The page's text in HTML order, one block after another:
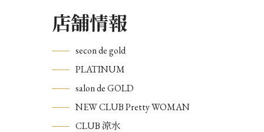
店舗情報
secon de gold
PLATINUM
salon de GOLD
NEW CLUB Pretty WOMAN
CLUB 涼水